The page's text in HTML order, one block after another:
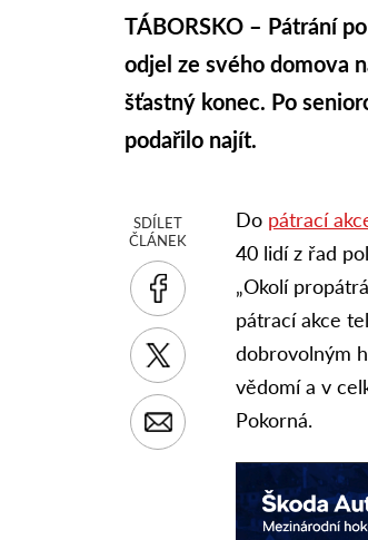
TÁBORSKO – Pátrání
odjel ze svého domova
šťastný konec. Po
podařilo najít.
SDÍLET
ČLÁNEK
Do pátrací
40 lidí z řad
„Okolí
pátrací akce
dobrovolným
vědomí a v
Pokorná.